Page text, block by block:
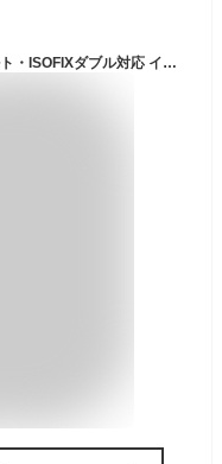
【肩ベルトが苦手なお子様に】シートベルト・ISOFIXダブル対応 インパクトシールド チャイルドシート ジュニアシート ロングユース 1歳〜11歳 赤ちゃんグッズ ベビーグッズ 出産祝い ドリンクホルダー シールドピット ネビオ Nebio